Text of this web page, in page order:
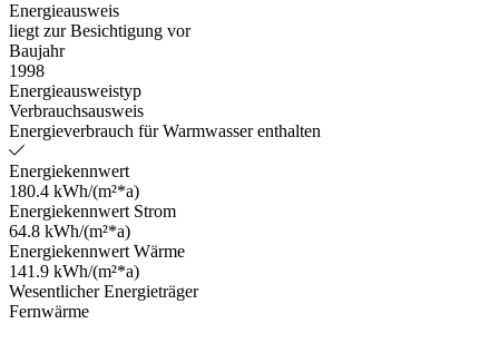
Energieausweis
liegt zur Besichtigung vor
Baujahr
1998
Energieausweistyp
Verbrauchsausweis
Energieverbrauch für Warmwasser enthalten
Energiekennwert
180.4 kWh/(m²*a)
Energiekennwert Strom
64.8 kWh/(m²*a)
Energiekennwert Wärme
141.9 kWh/(m²*a)
Wesentlicher Energieträger
Fernwärme